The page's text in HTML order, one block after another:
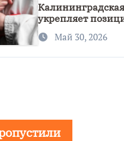
укрепляет
спортивного
Май 30, 2026